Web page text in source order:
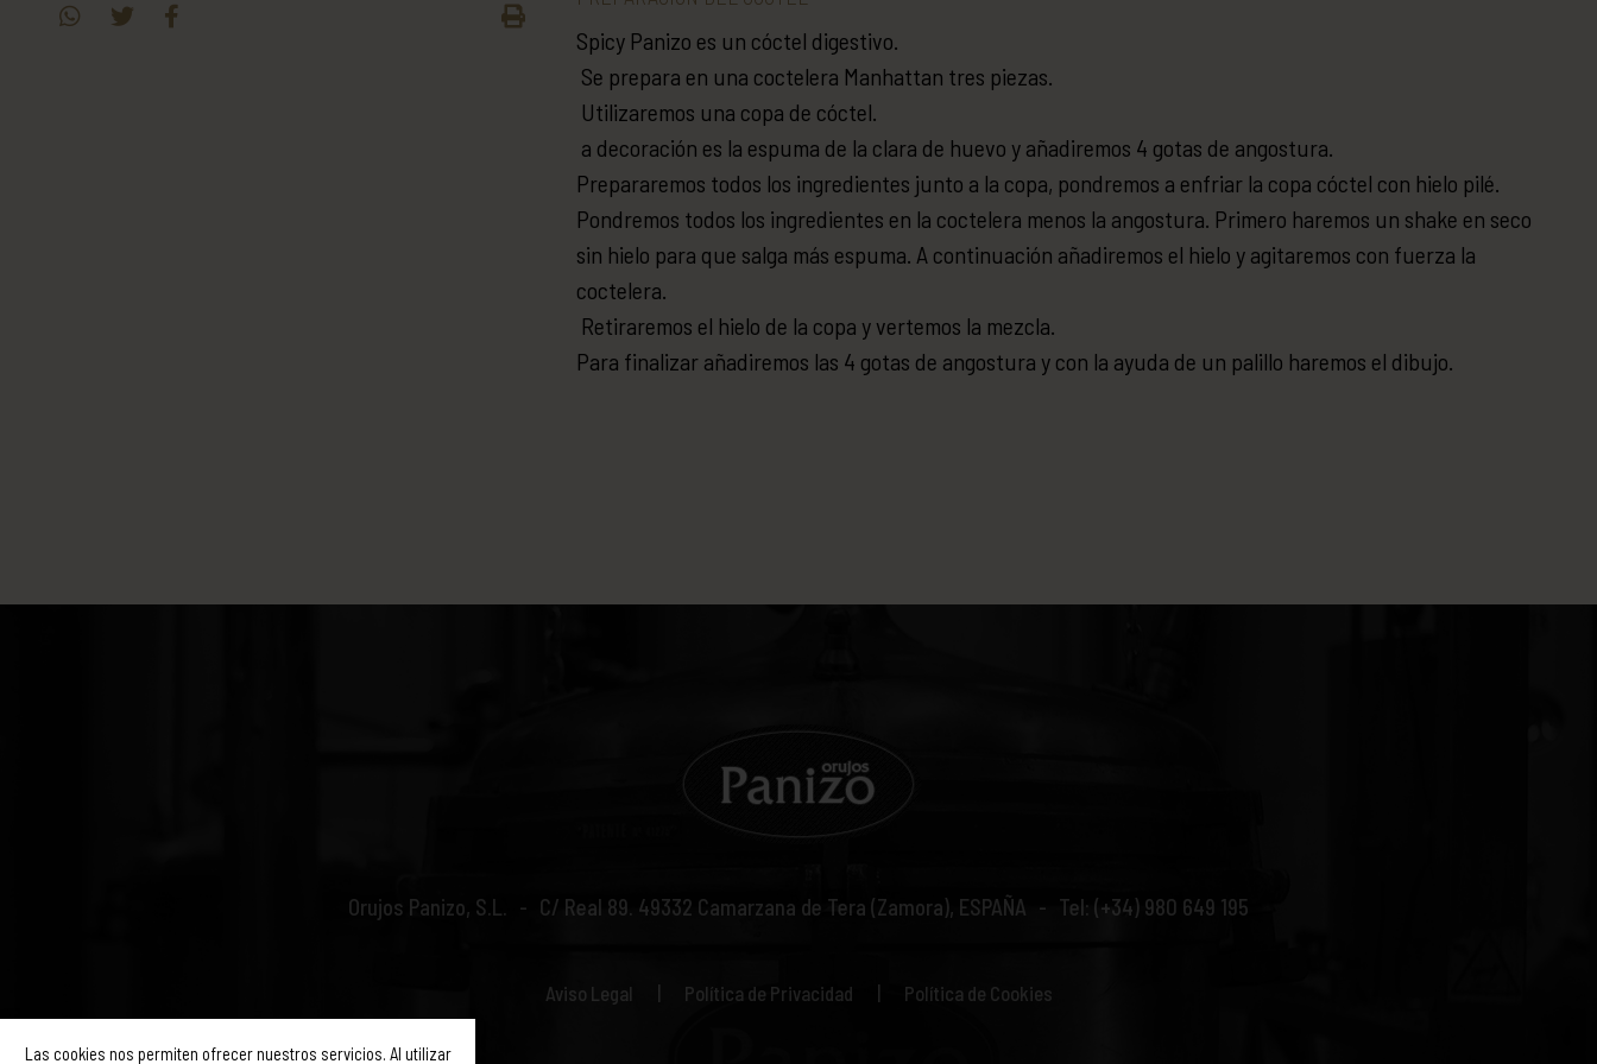
Las cookies nos permiten ofrecer nuestros servicios. Al utilizar
Spicy Panizo es un cóctel digestivo.
Se prepara en una coctelera Manhattan tres piezas.
Utilizaremos una copa de cóctel.
a decoración es la espuma de la clara de huevo y añadiremos 4 gotas de angostura.
Prepararemos todos los ingredientes junto a la copa, pondremos a enfriar la copa cóctel con hielo pilé.
Pondremos todos los ingredientes en la coctelera menos la angostura. Primero haremos un shake en seco
sin hielo para que salga más espuma. A continuación añadiremos el hielo y agitaremos con fuerza la
coctelera.
Retiraremos el hielo de la copa y vertemos la mezcla.
Para finalizar añadiremos las 4 gotas de angostura y con la ayuda de un palillo haremos el dibujo.
Orujos Panizo, S.L. C/ Real 89. 49332 Camarzana de Tera (Zamora), ESPAÑA Tel: (+34) 980 649 195
Aviso Legal Política de Privacidad Política de Cookies